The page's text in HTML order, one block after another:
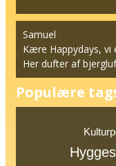
Samuel
Kære Happydays, vi
Her dufter af
Populære